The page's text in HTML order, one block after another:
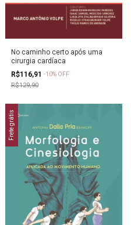
No caminho certo após uma
cirurgia cardíaca
R$116,91 -10% OFF
R$129,90
Frete grátis